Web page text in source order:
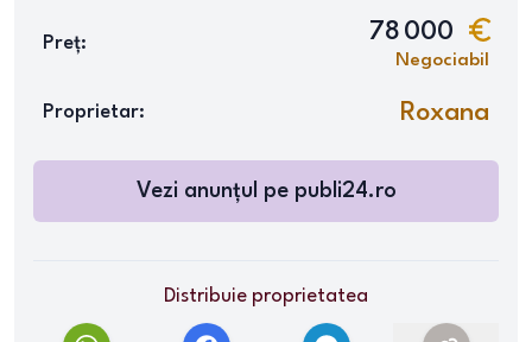
Preț: 78 000
Negociabil
Proprietar: Roxana
Vezi anunțul pe publi24.ro
Distribuie proprietatea